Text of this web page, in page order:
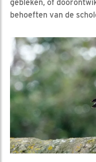
gebleken, of
behoeften van de